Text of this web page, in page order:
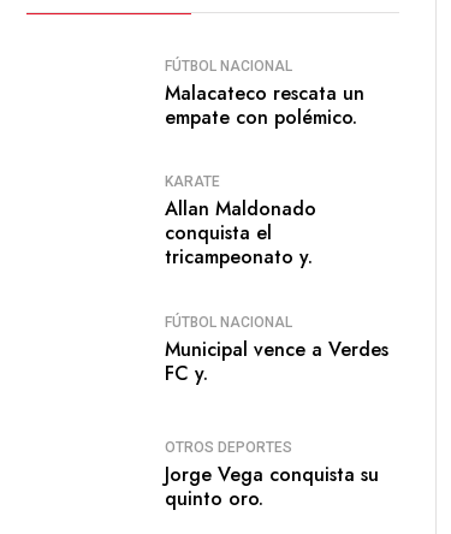
FÚTBOL NACIONAL
Malacateco rescata un
empate con polémico.
KARATE
Allan Maldonado
conquista el
tricampeonato y.
FÚTBOL NACIONAL
Municipal vence a Verdes
FC y.
OTROS DEPORTES
Jorge Vega conquista su
quinto oro.